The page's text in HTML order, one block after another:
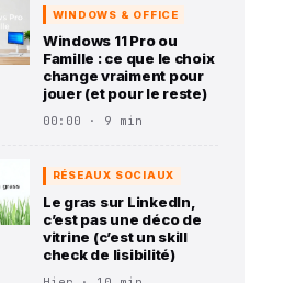
WINDOWS & OFFICE
Windows 11 Pro ou
Famille : ce que le choix
change vraiment pour
jouer (et pour le reste)
00:00 · 9 min
RÉSEAUX SOCIAUX
Le gras sur LinkedIn,
c’est pas une déco de
vitrine (c’est un skill
check de lisibilité)